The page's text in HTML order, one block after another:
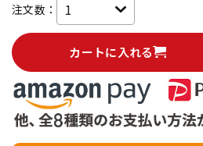
注文数：
カートに入れる